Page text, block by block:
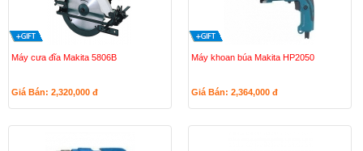
Máy cưa đĩa Makita 5806B
Giá Bán: 2,320,000 đ
Máy khoan búa Makita HP2050
Giá Bán: 2,364,000 đ